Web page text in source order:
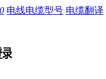
0 电线电缆型号 电缆翻译